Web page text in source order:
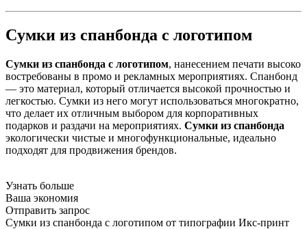
Cумки из спанбонда с логотипом
Сумки из спанбонда с логотипом, нанесением печати высоко
востребованы в промо и рекламных мероприятиях. Спанбонд
— это материал, который отличается высокой прочностью и
легкостью. Сумки из него могут использоваться многократно,
что делает их отличным выбором для корпоративных
подарков и раздачи на мероприятиях. Сумки из спанбонда
экологически чистые и многофункциональные, идеально
подходят для продвижения брендов.
Узнать больше
Ваша экономия
Отправить запрос
Сумки из спанбонда с логотипом от типографии Икс-принт